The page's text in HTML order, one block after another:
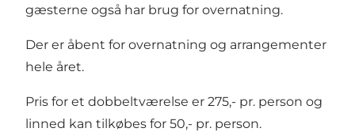
gæsterne også har brug for overnatning.
Der er åbent for overnatning og arrangementer
hele året.
Pris for et dobbeltværelse er 275,- pr. person og
linned kan tilkøbes for 50,- pr. person.